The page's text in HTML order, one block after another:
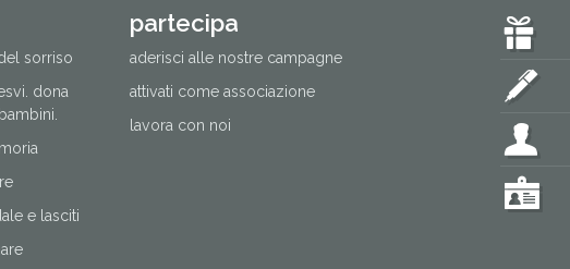
sorriso
dona
e lasciti
partecipa
aderisci alle nostre campagne
attivati come associazione
lavora con noi